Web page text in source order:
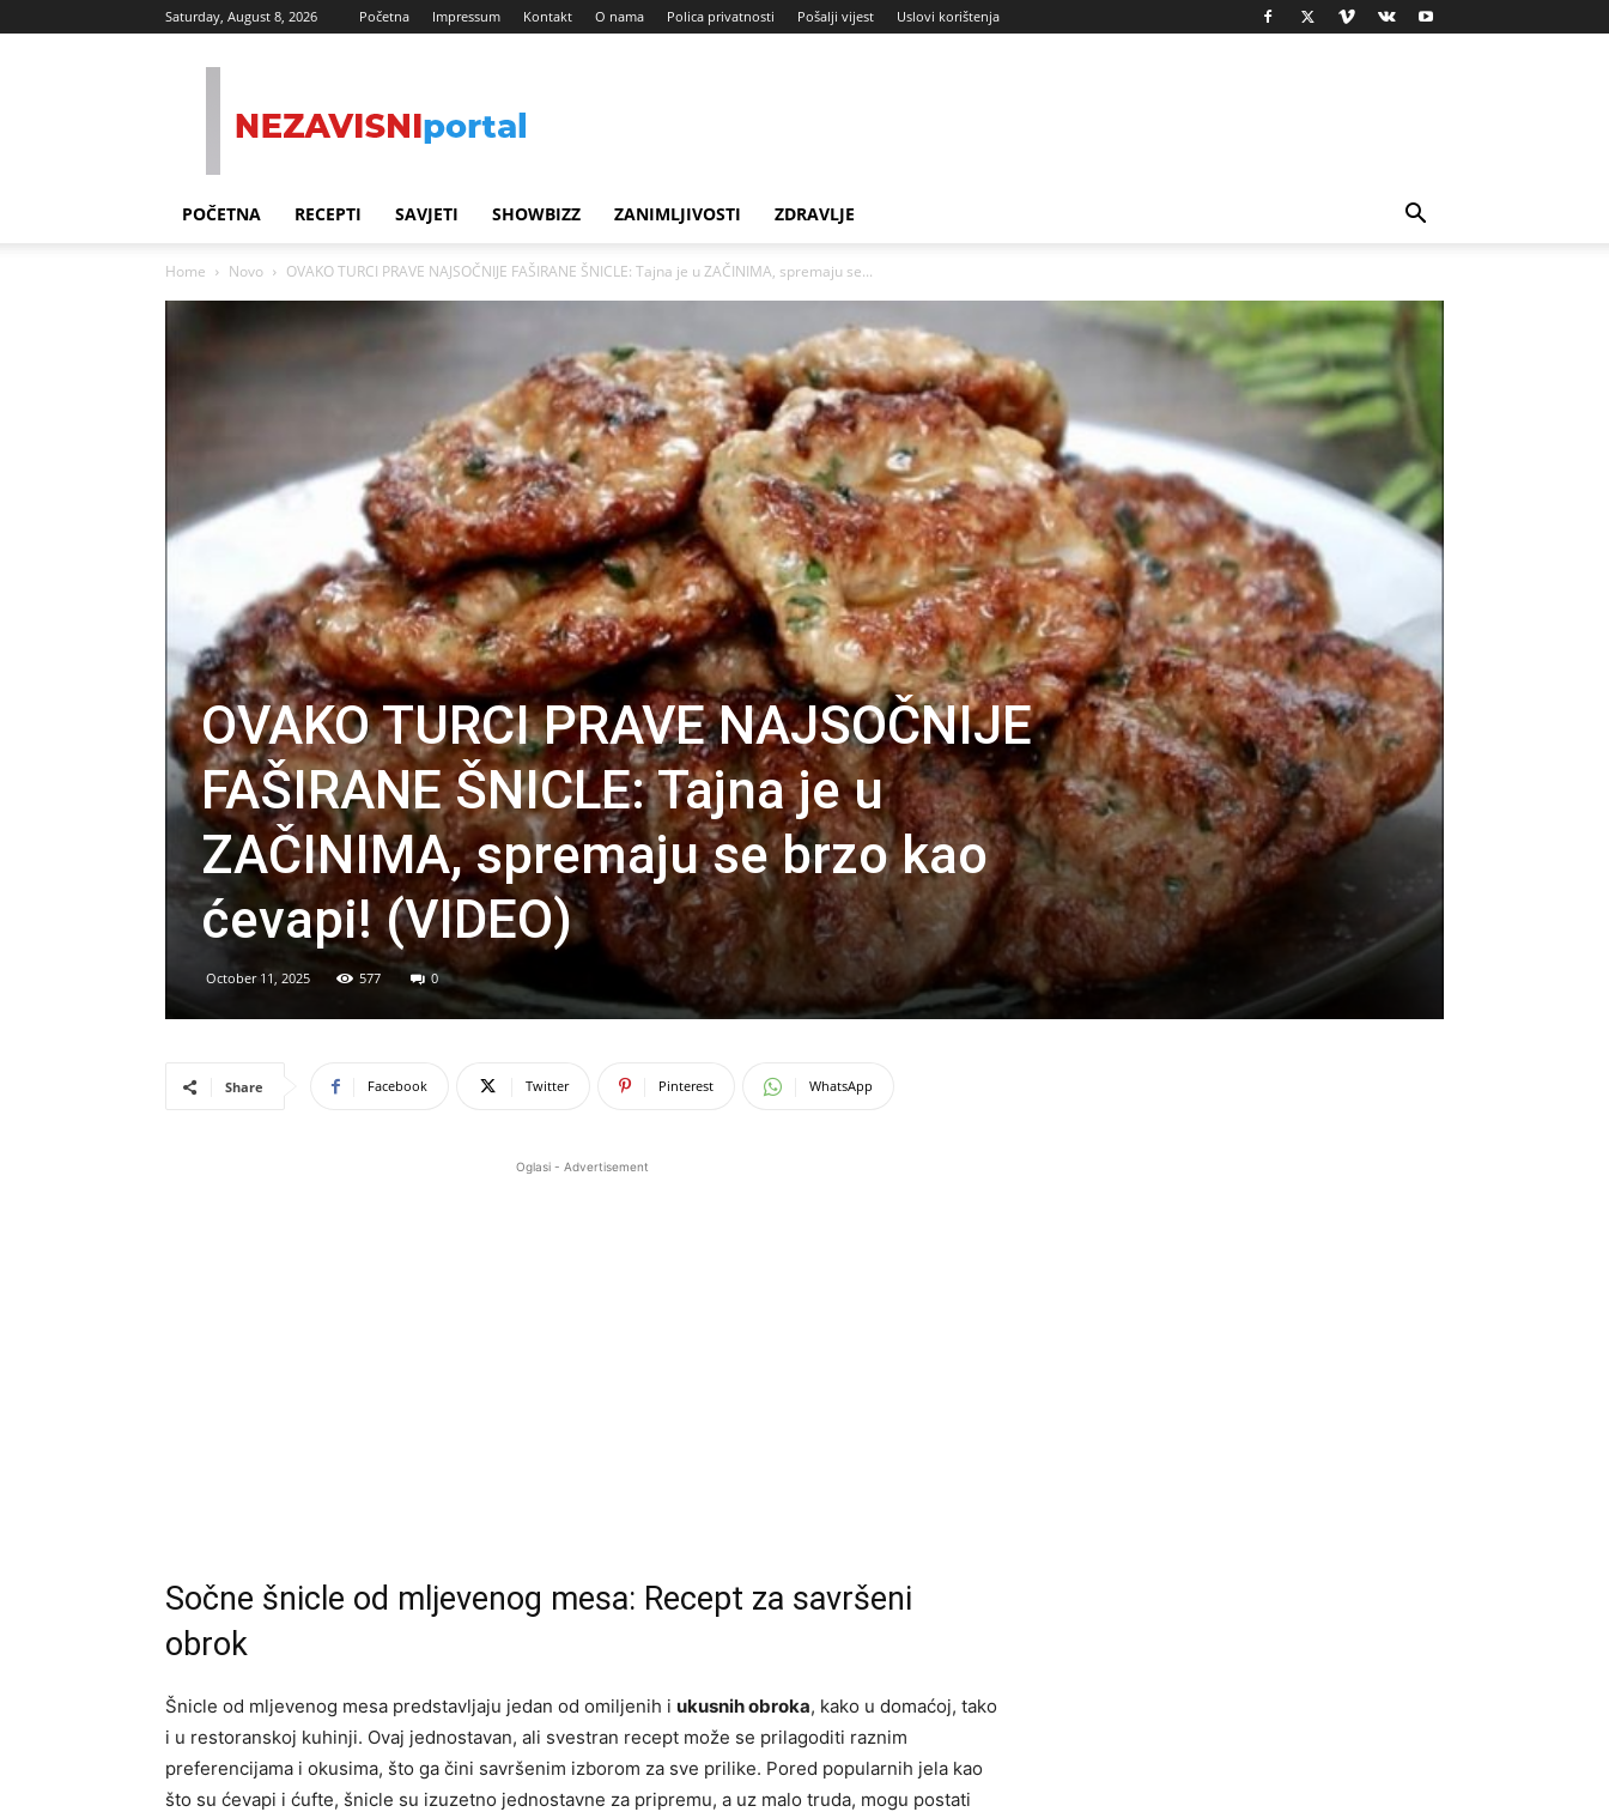
Saturday, August 8, 2026 Početna Impressum Kontakt O nama Polica privatnosti Pošalji vijest Uslovi korištenja
POČETNA RECEPTI SAVJETI SHOWBIZZ ZANIMLJIVOSTI ZDRAVLJE
Home Novo OVAKO TURCI PRAVE NAJSOČNIJE FAŠIRANE ŠNICLE: Tajna je u ZAČINIMA, spremaju se...
OVAKO TURCI PRAVE NAJSOČNIJE
FAŠIRANE ŠNICLE: Tajna je u
ZAČINIMA, spremaju se brzo kao
ćevapi! (VIDEO)
October 11, 2025 577 0
Share Facebook Twitter Pinterest WhatsApp
Oglasi - Advertisement
Sočne šnicle od mljevenog mesa: Recept za savršeni
obrok
Šnicle od mljevenog mesa predstavljaju jedan od omiljenih i ukusnih obroka, kako u domaćoj, tako
i u restoranskoj kuhinji. Ovaj jednostavan, ali svestran recept može se prilagoditi raznim
preferencijama i okusima, što ga čini savršenim izborom za sve prilike. Pored popularnih jela kao
što su ćevapi i ćufte, šnicle su izuzetno jednostavne za pripremu, a uz malo truda, mogu postati